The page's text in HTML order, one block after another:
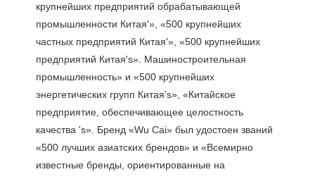
крупнейших предприятий обрабатывающей
промышленности Китая'», «500 крупнейших
частных предприятий Китая'», «500 крупнейших
предприятий Китая's». Машиностроительная
промышленность» и «500 крупнейших
энергетических групп Китая's», «Китайское
предприятие, обеспечивающее целостность
качества 's». Бренд «Wu Cai» был удостоен званий
«500 лучших азиатских брендов» и «Всемирно
известные бренды, ориентированные на